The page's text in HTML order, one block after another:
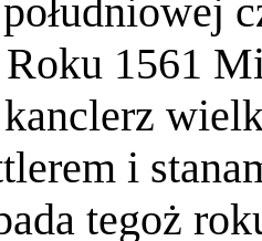
1561
i
tegoż